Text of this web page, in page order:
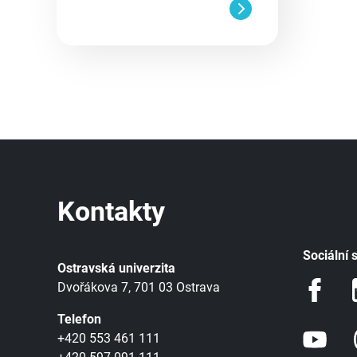
Kontakty
Ostravská univerzita
Dvořákova 7, 701 03 Ostrava
Telefon
+420 553 461 111
Sociální